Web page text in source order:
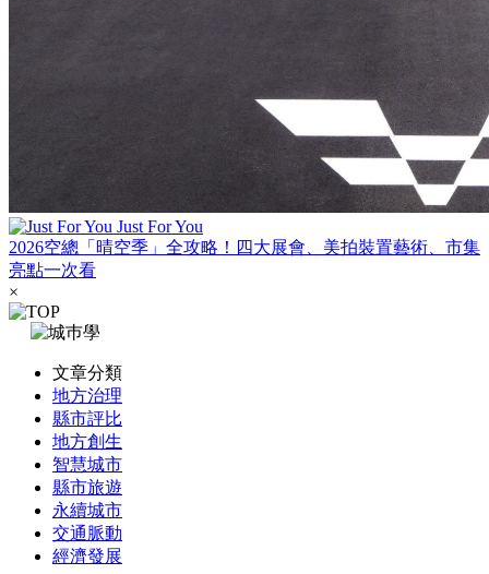
Just For You
2026空總「晴空季」全攻略！四大展會、美拍裝置藝術、市集
亮點一次看
×
文章分類
地方治理
縣市評比
地方創生
智慧城市
縣市旅遊
永續城市
交通脈動
經濟發展